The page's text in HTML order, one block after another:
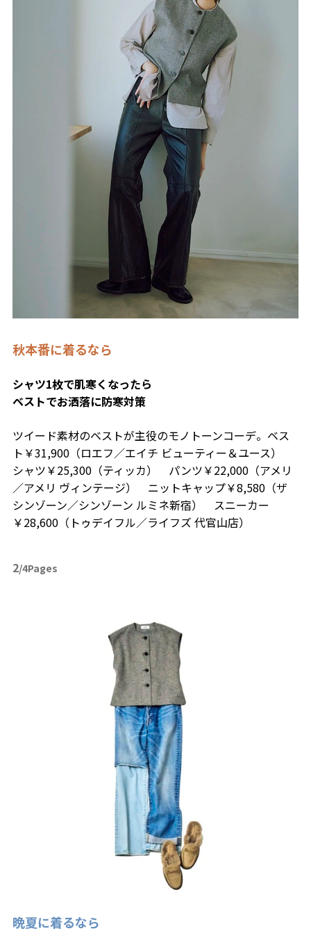
秋本番に着るなら
シャツ1枚で肌寒くなったら
ベストでお洒落に防寒対策
ツイード素材のベストが主役のモノトーンコーデ。ベス
ト￥31,900（ロエフ／エイチ ビューティー＆ユース）
シャツ￥25,300（ティッカ） パンツ￥22,000（アメリ
／アメリ ヴィンテージ） ニットキャップ￥8,580（ザ
シンゾーン／シンゾーン ルミネ新宿） スニーカー
￥28,600（トゥデイフル／ライフズ 代官山店）
2/4Pages
晩夏に着るなら